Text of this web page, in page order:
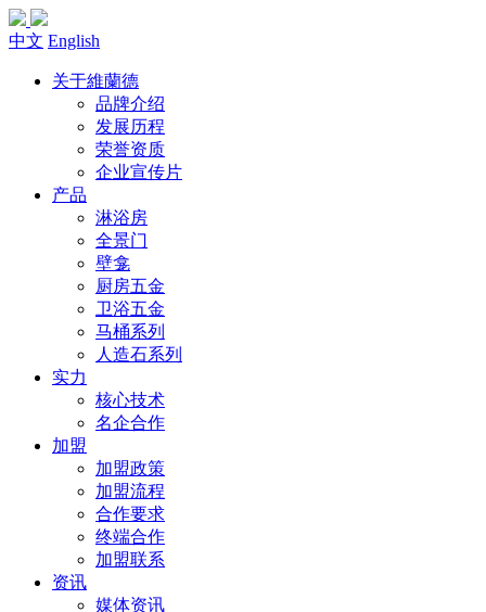
中文 English
关于維蘭德
品牌介绍
发展历程
荣誉资质
企业宣传片
产品
淋浴房
全景门
壁龛
厨房五金
卫浴五金
马桶系列
人造石系列
实力
核心技术
名企合作
加盟
加盟政策
加盟流程
合作要求
终端合作
加盟联系
资讯
媒体资讯